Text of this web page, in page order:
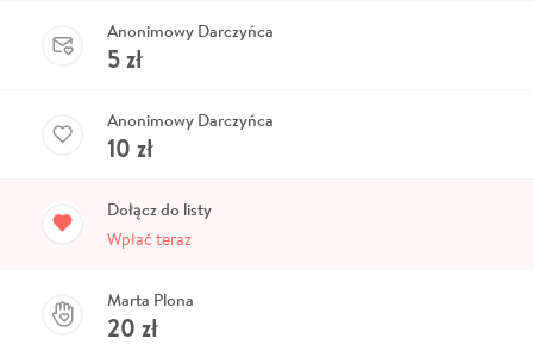
Anonimowy Darczyńca
5zł
Anonimowy Darczyńca
10 zł
Dołącz do listy
Wpłać teraz
Marta Plona
20 zł